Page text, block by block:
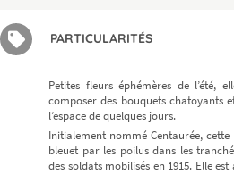
PARTICULARITÉS
Petites fleurs éphémères de l’été,
composer des bouquets chatoyants
l’espace de quelques jours.
Initialement nommé Centaurée,
bleuet par les poilus dans les
des soldats mobilisés en 1915. Elle